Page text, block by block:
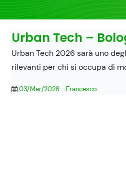
Urban Tech –
Urban Tech 2026 sarà uno
rilevanti per chi si occupa di
03/Mar/2026- Francesco